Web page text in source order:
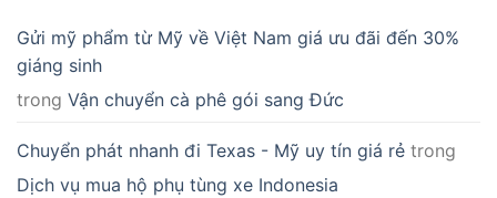
Gửi mỹ phẩm từ Mỹ về Việt Nam giá ưu đãi đến 30%
giáng sinh
trong Vận chuyển cà phê gói sang Đức
Chuyển phát nhanh đi Texas - Mỹ uy tín giá rẻ trong
Dịch vụ mua hộ phụ tùng xe Indonesia